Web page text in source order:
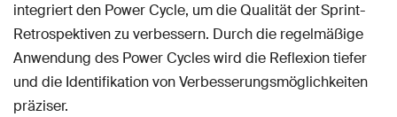
integriert den Power Cycle, um die Qualität der Sprint-
Retrospektiven zu verbessern. Durch die regelmäßige
Anwendung des Power Cycles wird die Reflexion tiefer
und die Identifikation von Verbesserungsmöglichkeiten
präziser.